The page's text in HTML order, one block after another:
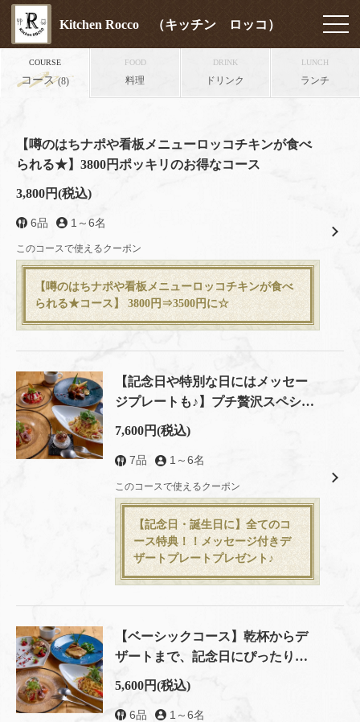
Kitchen Rocco （キッチン ロッコ）
COURSE
コース(8)
FOOD
料理
DRINK
ドリンク
LUNCH
ランチ
【噂のはちナポや看板メニューロッコチキンが食べ
られる★】3800円ポッキリのお得なコース
3,800円(税込)
6品 1～6名
このコースで使えるクーポン
【噂のはちナポや看板メニューロッコチキンが食べ
られる★コース】 3800円⇒3500円に☆
【記念日や特別な日にはメッセー
ジプレートも♪】プチ贅沢スペシャ
ルコース
7,600円(税込)
7品 1～6名
このコースで使えるクーポン
【記念日・誕生日に】全てのコ
ース特典！！メッセージ付きデ
ザートプレートプレゼント♪
【ベーシックコース】乾杯からデ
ザートまで、記念日にぴったりの
王道コース
5,600円(税込)
6品 1～6名